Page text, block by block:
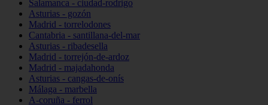
Salamanca - ciudad-rodrigo
Asturias - gozón
Madrid - torrelodones
Cantabria - santillana-del-mar
Asturias - ribadesella
Madrid - torrejón-de-ardoz
Madrid - majadahonda
Asturias - cangas-de-onís
Málaga - marbella
A-coruña - ferrol